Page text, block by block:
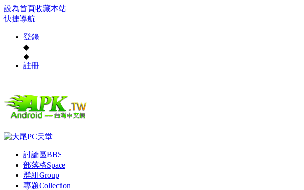
設為首頁收藏本站
快捷導航
登錄
◆
◆
註冊
討論區BBS
部落格Space
群組Group
專題Collection